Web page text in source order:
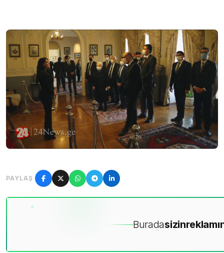
PAYLAŞ
Buradasizin